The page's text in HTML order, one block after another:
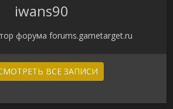
iwans90
форума forums.gametarget.ru
ВСЕ ЗАПИСИ